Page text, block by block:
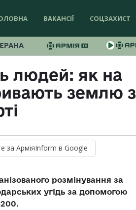
ВАКАНСІЇ СОЦЗАХИСТ
людей: як на
землю з
за АрміяInform в Google
розмінування за
угідь за допомогою